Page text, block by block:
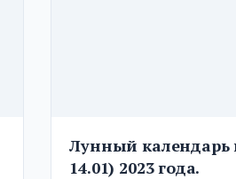
Лунный календарь
14.01) 2023 года.